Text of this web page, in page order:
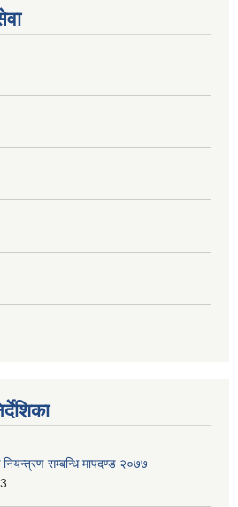
नियन्त्रण सम्बन्धि मापदण्ड २०७७